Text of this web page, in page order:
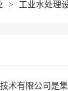
> 工业水处理
术有限公司是